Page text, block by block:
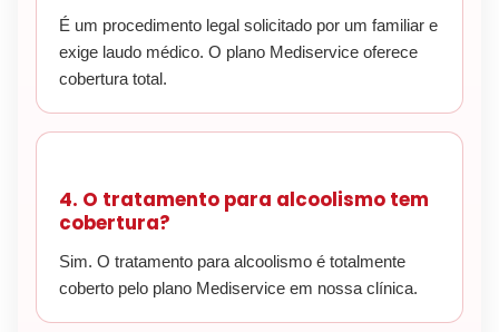
É um procedimento legal solicitado por um familiar e
exige laudo médico. O plano Mediservice oferece
cobertura total.
4. O tratamento para alcoolismo tem
cobertura?
Sim. O tratamento para alcoolismo é totalmente
coberto pelo plano Mediservice em nossa clínica.